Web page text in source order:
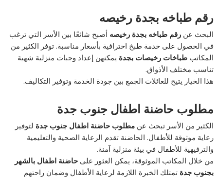
رقم طباخه بجدة رخيصه
البحث عنرقم طباخه بجدة رخيصه أصبح شائعًا بين الأسر التي ترغب
في الحصول على خدمة طبخ احترافية بأسعار مناسبة. توفر الكثير من
المكاتبطباخات رخيصات بجدة يمكنهن إعداد وجبات منزلية شهية
تناسب مختلف الأذواق.
هذا الخيار يتيح للعائلات الجمع بين جودة الخدمة وتوفير التكاليف.
مطلوب حاضنة اطفال جنوب جدة
الكثير من الأسر تبحث عنمطلوب حاضنة اطفال جنوب جدة لتوفير
رعاية موثوقة للأطفال. الحاضنة تقدم الرعاية الصحية والتعليمية
والترفيهية للأطفال في بيئة منزلية آمنة.
من خلال المكاتب الموثوقة، يمكن العثور علىحاضنة اطفال بالشهر
بجنوب جدة تمتلك الخبرة اللازمة لرعاية الأطفال وضمان راحتهم